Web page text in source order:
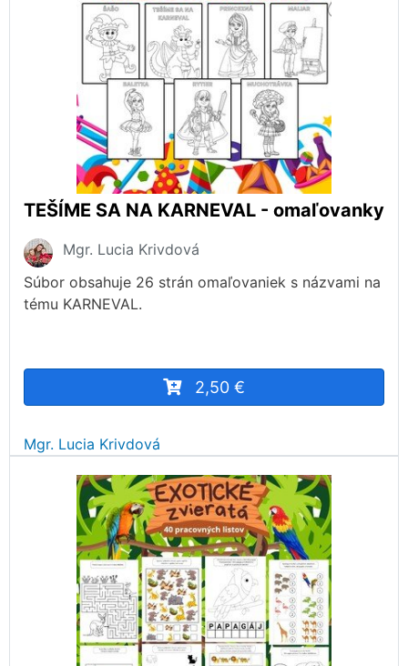
TEŠÍME SA NA KARNEVAL - omaľovanky
Mgr. Lucia Krivdová
Súbor obsahuje 26 strán omaľovaniek s názvami na
tému KARNEVAL.
2,50 €
Mgr. Lucia Krivdová